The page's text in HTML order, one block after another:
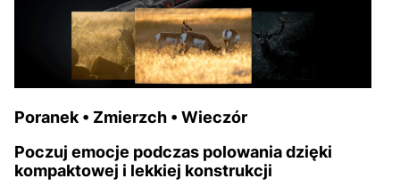
Poranek • Zmierzch • Wieczór
Poczuj emocje podczas polowania dzięki
kompaktowej i lekkiej konstrukcji